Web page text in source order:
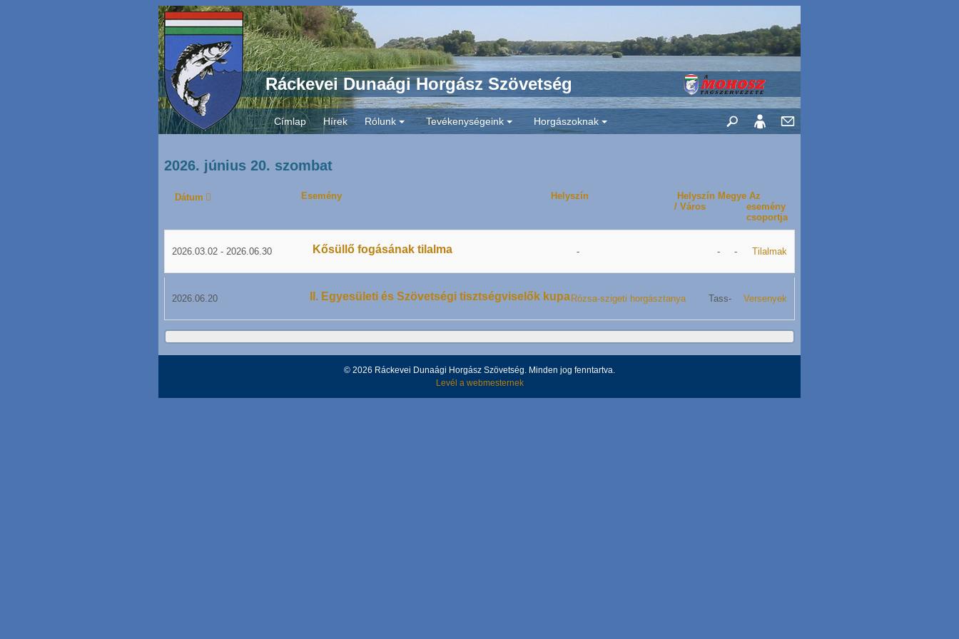
Ráckevei Dunaági Horgász Szövetség
Címlap Hírek Rólunk
+
Tevékenységeink
+
Horgászoknak
+
2026. június 20. szombat
Dátum Esemény Helyszín
Helyszín
/ Város
Megye Az
esemény
csoportja
2026.03.02 - 2026.06.30 Kősüllő fogásának tilalma - - - Tilalmak
2026.06.20 II. Egyesületi és Szövetségi tisztségviselők kupa Rózsa-szigeti horgásztanya Tass- Versenyek
© 2026 Ráckevei Dunaági Horgász Szövetség. Minden jog fenntartva.
Levél a webmesternek